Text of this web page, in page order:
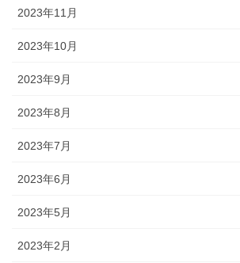
2023年11月
2023年10月
2023年9月
2023年8月
2023年7月
2023年6月
2023年5月
2023年2月